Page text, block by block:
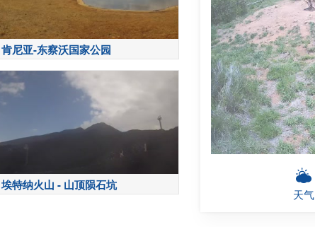
肯尼亚-东察沃国家公园
埃特纳火山 - 山顶陨石坑
天气